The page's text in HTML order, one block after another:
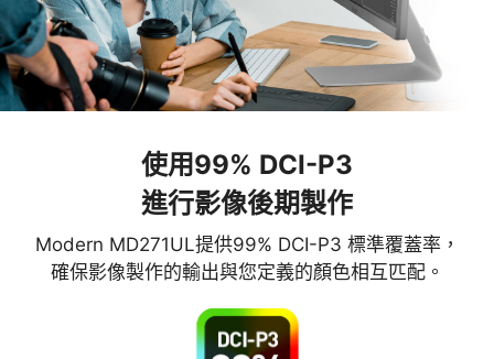
使用99% DCI-P3
進行影像後期製作
Modern MD271UL提供99% DCI-P3 標準覆蓋率，
確保影像製作的輸出與您定義的顏色相互匹配。